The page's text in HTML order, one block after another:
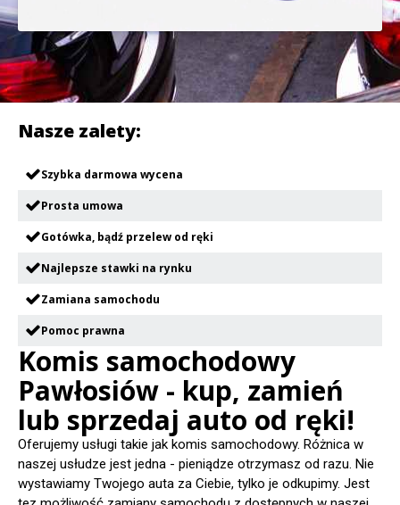
Nasze zalety:
Szybka darmowa wycena
Prosta umowa
Gotówka, bądź przelew od ręki
Najlepsze stawki na rynku
Zamiana samochodu
Pomoc prawna
Komis samochodowy
Pawłosiów - kup, zamień
lub sprzedaj auto od ręki!
Oferujemy usługi takie jak komis samochodowy. Różnica w
naszej usłudze jest jedna - pieniądze otrzymasz od razu. Nie
wystawiamy Twojego auta za Ciebie, tylko je odkupimy. Jest